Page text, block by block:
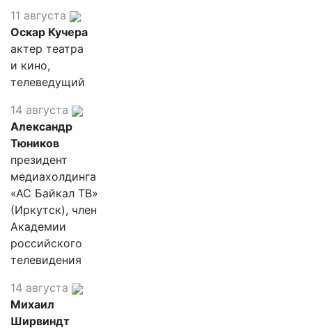
11 августа
Оскар Кучера
актер театра
и кино,
телеведущий
14 августа
Александр
Тюников
президент
медиахолдинга
«АС Байкал ТВ»
(Иркутск), член
Академии
российского
телевидения
14 августа
Михаил
Ширвиндт